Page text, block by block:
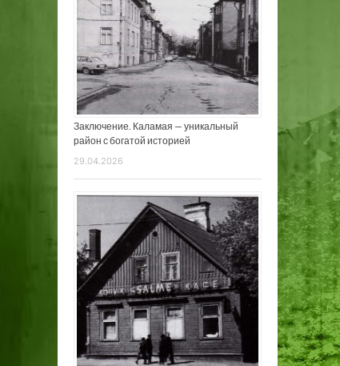
Заключение. Каламая — уникальный
район с богатой историей
29.04.2026